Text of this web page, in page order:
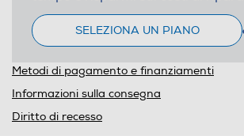
SELEZIONA UN PIANO
Metodi di pagamento e finanziamenti
Informazioni sulla consegna
Diritto di recesso